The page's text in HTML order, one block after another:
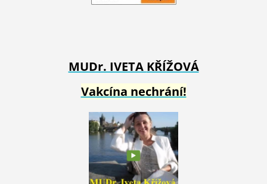
MUDr. IVETA KŘÍŽOVÁ
Vakcína nechrání!